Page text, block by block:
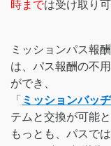
時までは受け取り可
ミッションパス報
は、パス報酬の不
ができ、
「ミッションバッ
テムと交換が可能と
もっとも、パスで